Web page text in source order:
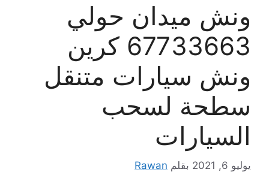
ونش ميدان حولي
67733663 كرين
ونش سيارات متنقل
سطحة لسحب
السيارات
يوليو 6, 2021 بقلم Rawan